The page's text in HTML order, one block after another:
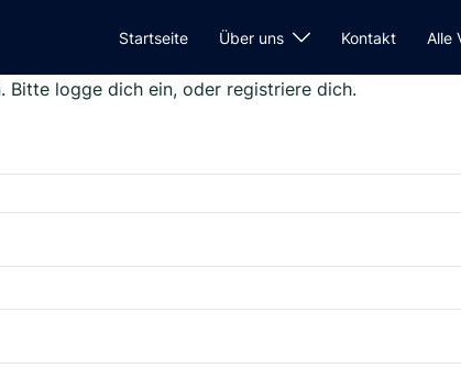
Startseite Über uns Kontakt Alle
Bitte logge dich ein, oder registriere dich.